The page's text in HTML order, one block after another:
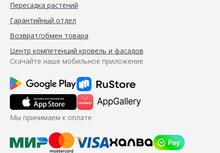
Пересадка растений
Гарантийный отдел
Возврат/обмен товара
Центр компетенций кровель и фасадов
Скачайте наше мобильное приложение
Мы принимаем к оплате